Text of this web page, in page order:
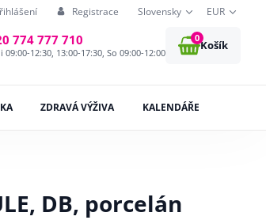
Registrace Slovensky EUR
774 777 710
09:00-12:30, 13:00-17:30, So 09:00-12:00
0
Košík
ZDRAVÁ VÝŽIVA KALENDÁŘE
DB, porcelán